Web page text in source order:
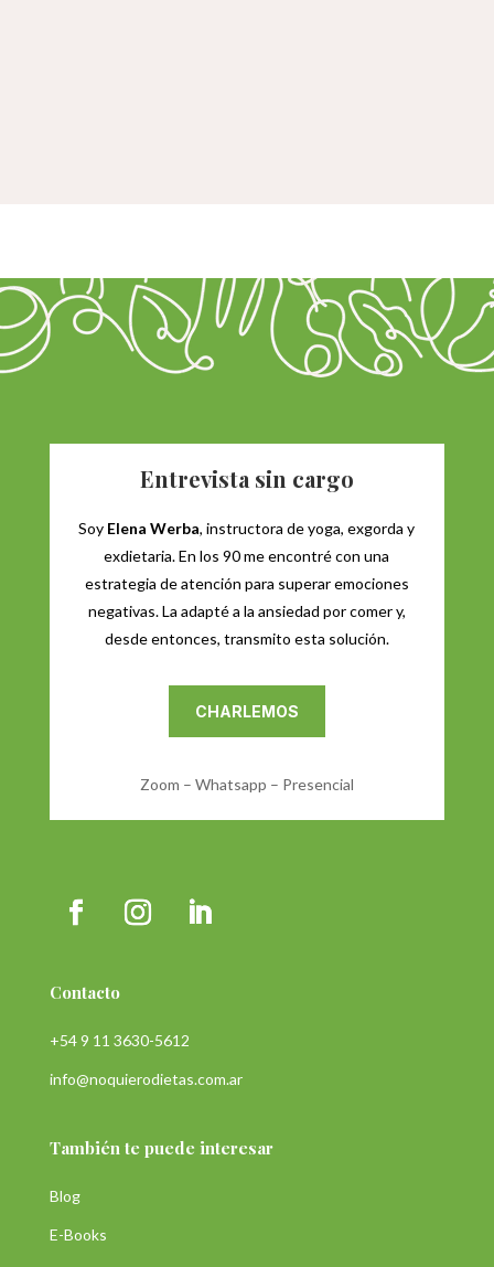
Entrevista sin cargo
Soy Elena Werba, instructora de yoga, exgorda y
exdietaria. En los 90 me encontré con una
estrategia de atención para superar emociones
negativas. La adapté a la ansiedad por comer y,
desde entonces, transmito esta solución.
CHARLEMOS
Zoom – Whatsapp – Presencial
Contacto
+54 9 11 3630-5612
info@noquierodietas.com.ar
También te puede interesar
Blog
E-Books